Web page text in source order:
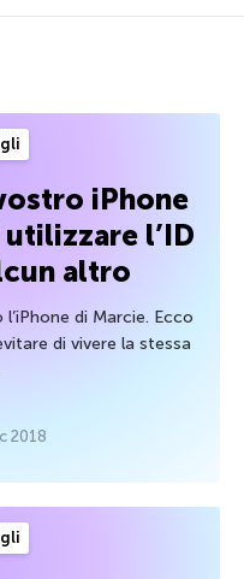
iPhone
l’ID
altro
di Marcie. Ecco
di vivere la stessa
2018